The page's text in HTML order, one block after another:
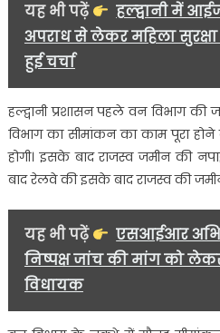
यह भी पढ़ें
हल्द्वानी में
अपराध से लेकर महिला
हुई चर्चा
हल्द्वानी प्रशासन पहले वन विभाग
विभाग का सीमांकन का काम पूरा
होगी। इसके बाद राजस्व जमीन की
बाद रेलवे की इसके बाद राजस्व की
यह भी पढ़ें
एसआईआर
निष्पक्ष जांच की मांग को
विधायक